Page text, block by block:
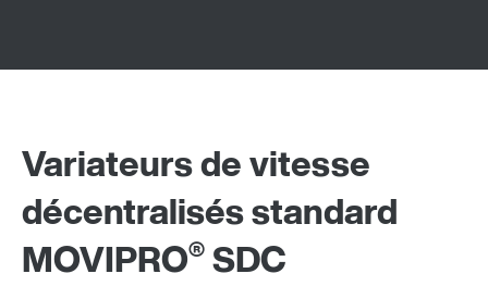
Variateurs de vitesse
décentralisés standard
MOVIPRO®SDC